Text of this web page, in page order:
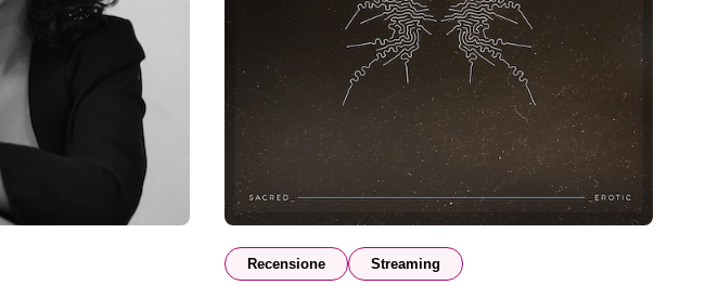
Recensione Streaming